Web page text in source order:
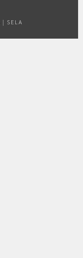
| SELA